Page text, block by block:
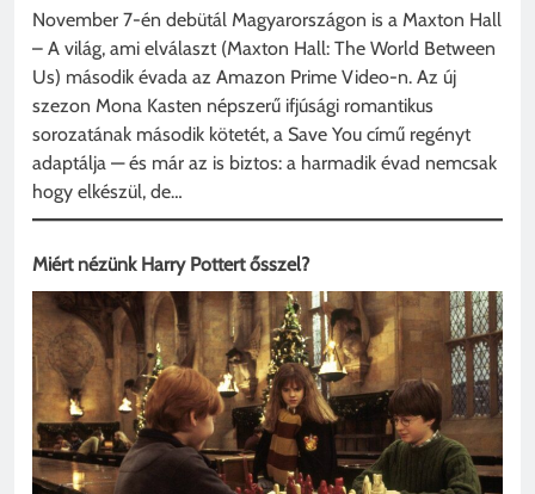
November 7-én debütál Magyarországon is a Maxton Hall
– A világ, ami elválaszt (Maxton Hall: The World Between
Us) második évada az Amazon Prime Video-n. Az új
szezon Mona Kasten népszerű ifjúsági romantikus
sorozatának második kötetét, a Save You című regényt
adaptálja — és már az is biztos: a harmadik évad nemcsak
hogy elkészül, de…
Miért nézünk Harry Pottert ősszel?